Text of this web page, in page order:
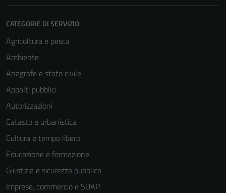
CATEGORIE DI SERVIZIO
Agricoltura e pesca
Ambiente
Anagrafe e stato civile
Appalti pubblici
Autorizzazioni
Catasto e urbanistica
Cultura e tempo libero
Educazione e formazione
Giustizia e sicurezza pubblica
Imprese, commercio e SUAP